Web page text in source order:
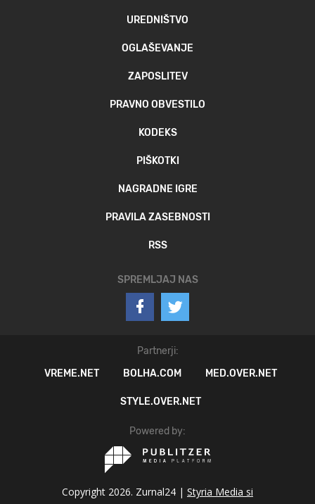
UREDNIŠTVO
OGLAŠEVANJE
ZAPOSLITEV
PRAVNO OBVESTILO
KODEKS
PIŠKOTKI
NAGRADNE IGRE
PRAVILA ZASEBNOSTI
RSS
SPREMLJAJ NAS
Partnerji:
VREME.NET
BOLHA.COM MED.OVER.NET
STYLE.OVER.NET
Powered by:
Copyright 2026. Zurnal24 | Styria Media si